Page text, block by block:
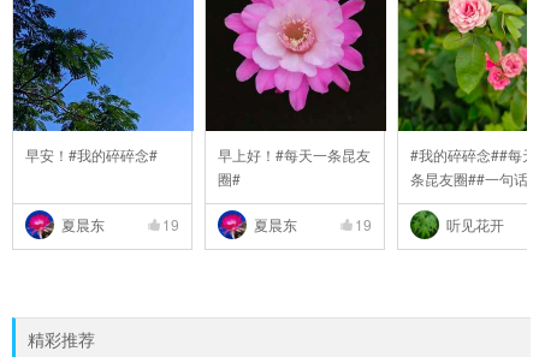
早安！#我的碎碎念#
夏晨东 19
早上好！#每天一条昆友
圈#
夏晨东 19
#我的碎碎念##每
条昆友圈##一句话
..
听见花开
精彩推荐